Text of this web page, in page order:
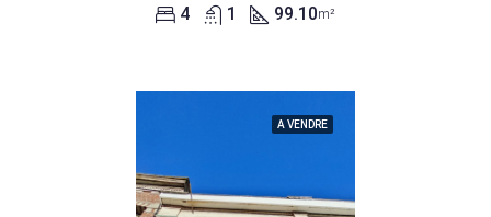
4 1 99.10m²
A VENDRE